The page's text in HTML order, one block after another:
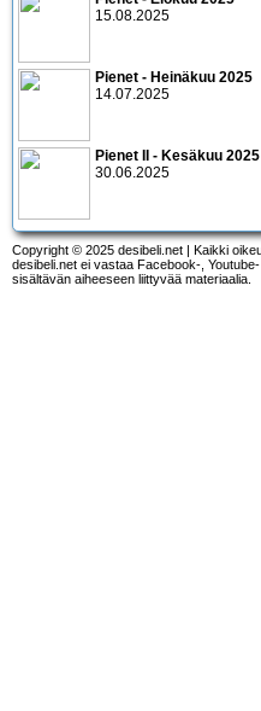
15.08.2025
Pienet - Heinäkuu 2025
14.07.2025
Pienet II - Kesäkuu 2025
30.06.2025
Copyright © 2025 desibeli.net | Kaikki
desibeli.net ei vastaa Facebook-,
sisältävän aiheeseen liittyvää materiaalia.